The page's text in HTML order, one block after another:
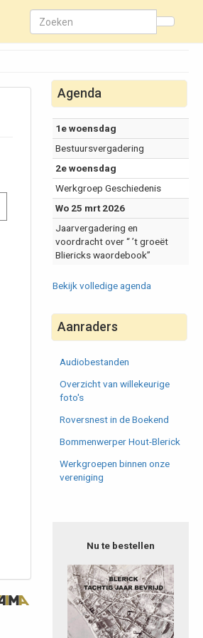
Agenda
1e woensdag
Bestuursvergadering
2e woensdag
Werkgroep Geschiedenis
Wo 25 mrt 2026
Jaarvergadering en
voordracht over “ ’t groeët
Bliericks waordebook”
Bekijk volledige agenda
Aanraders
Audiobestanden
Overzicht van willekeurige
foto's
Roversnest in de Boekend
Bommenwerper Hout-Blerick
Werkgroepen binnen onze
vereniging
Nu te bestellen